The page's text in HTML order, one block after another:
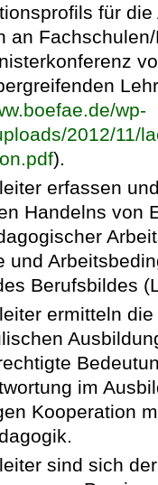
für
an
wp-
2012/11/
).
erfassen
Handelns von
und
Berufsbildes
ermitteln
im
Kooperation
sind sich